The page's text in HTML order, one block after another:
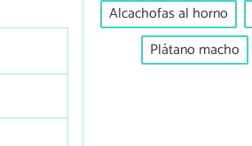
Alcachofas al horno
Plátano macho